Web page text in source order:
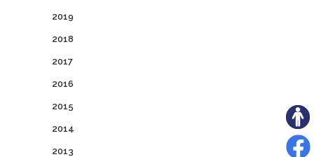
2019
2018
2017
2016
2015
2014
2013